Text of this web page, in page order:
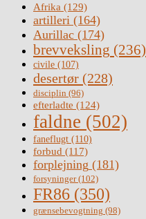
Afrika (129)
artilleri (164)
Aurillac (174)
brevveksling (236)
civile (107)
desertør (228)
disciplin (96)
efterladte (124)
faldne (502)
faneflugt (110)
forbud (117)
forplejning (181)
forsyninger(102)
FR86 (350)
grænsebevogtning (98)